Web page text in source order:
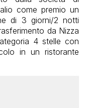
come premio un
di 3 giorni/2 notti
da Nizza
4 stelle con
in un ristorante